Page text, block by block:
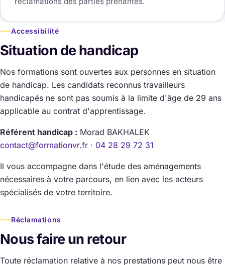
Accessibilité
Situation de handicap
Nos formations sont ouvertes aux personnes en situation
de handicap. Les candidats reconnus travailleurs
handicapés ne sont pas soumis à la limite d'âge de 29 ans
applicable au contrat d'apprentissage.
Référent handicap : Morad BAKHALEK
contact@formationvr.fr · 04 28 29 72 31
Il vous accompagne dans l'étude des aménagements
nécessaires à votre parcours, en lien avec les acteurs
spécialisés de votre territoire.
Réclamations
Nous faire un retour
Toute réclamation relative à nos prestations peut nous être